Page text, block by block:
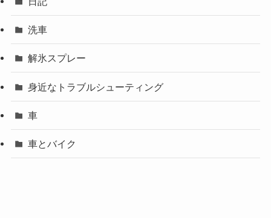
洗車
解氷スプレー
身近なトラブルシューティング
車
車とバイク